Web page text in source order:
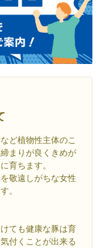
ど植物性主体のこ
まりが良くきめが
育ちます。
敬遠しがちな女性
。
ても健康な豚は育
付くことが出来る